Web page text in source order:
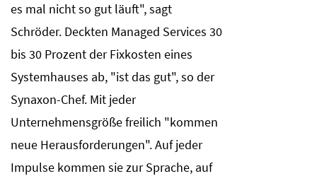
es mal nicht so gut läuft", sagt
Schröder. Deckten Managed Services 30
bis 30 Prozent der Fixkosten eines
Systemhauses ab, "ist das gut", so der
Synaxon-Chef. Mit jeder
Unternehmensgröße freilich "kommen
neue Herausforderungen". Auf jeder
Impulse kommen sie zur Sprache, auf